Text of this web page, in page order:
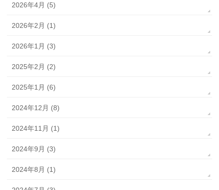
2026年4月 (5)
2026年2月 (1)
2026年1月 (3)
2025年2月 (2)
2025年1月 (6)
2024年12月 (8)
2024年11月 (1)
2024年9月 (3)
2024年8月 (1)